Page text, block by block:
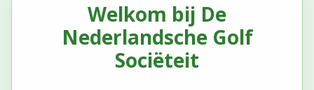
Welkom bij De
Nederlandsche Golf
Sociëteit